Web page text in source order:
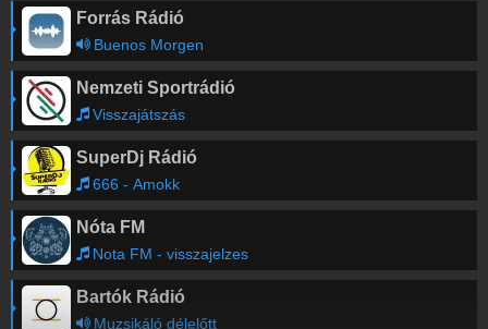
Forrás Rádió
Buenos Morgen
Nemzeti Sportrádió
Visszajátszás
SuperDj Rádió
666 - Amokk
Nóta FM
Nota FM - visszajelzes
Bartók Rádió
Muzsikáló délelőtt